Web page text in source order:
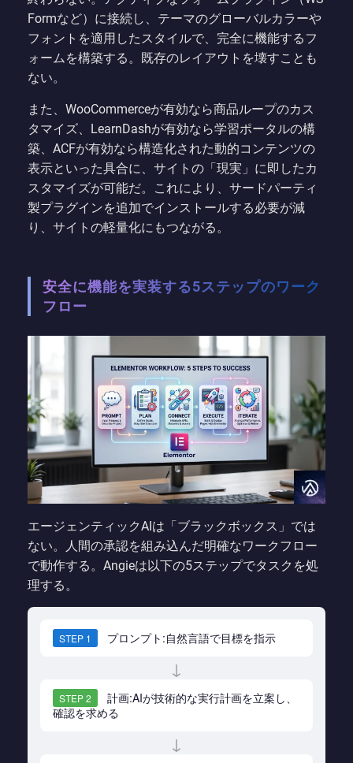
Formなど）に接続し、テーマのグローバルカラーや
フォントを適用したスタイルで、完全に機能するフ
ォームを構築する。既存のレイアウトを壊すことも
ない。
また、WooCommerceが有効なら商品ループのカス
タマイズ、LearnDashが有効なら学習ポータルの構
築、ACFが有効なら構造化された動的コンテンツの
表示といった具合に、サイトの「現実」に即したカ
スタマイズが可能だ。これにより、サードパーティ
製プラグインを追加でインストールする必要が減
り、サイトの軽量化にもつながる。
安全に機能を実装する5ステップのワーク
フロー
エージェンティックAIは「ブラックボックス」では
ない。人間の承認を組み込んだ明確なワークフロー
で動作する。Angieは以下の5ステップでタスクを処
理する。
STEP 1 プロンプト:自然言語で目標を指示
↓
STEP 2
計画:AIが技術的な実行計画を立案し、
確認を求める
↓